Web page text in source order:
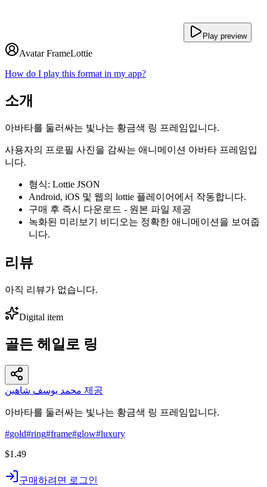
Play preview
Avatar FrameLottie
How do I play this format in my app?
소개
아바타를 둘러싸는 빛나는 황금색 링 프레임입니다.
사용자의 프로필 사진을 감싸는 애니메이션 아바타 프레임입
니다.
형식: Lottie JSON
Android, iOS 및 웹의 lottie 플레이어에서 작동합니다.
구매 후 즉시 다운로드 - 원본 파일 제공
녹화된 미리보기 비디오는 정확한 애니메이션을 보여줍
니다.
리뷰
아직 리뷰가 없습니다.
Digital item
골든 헤일로 링
محمد يوسف شاهين 제공
아바타를 둘러싸는 빛나는 황금색 링 프레임입니다.
#gold#ring#frame#glow#luxury
$1.49
구매하려면 로그인